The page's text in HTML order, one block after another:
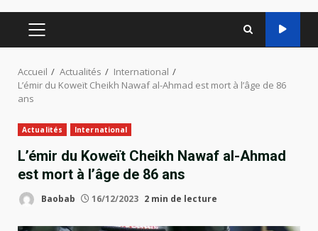
MENU
PRINCIPAL
Accueil Actualités
International
L’émir du Koweït Cheikh Nawaf al-Ahmad est mort à l’âge de 86
ans
Actualités International
L’émir du Koweït Cheikh Nawaf al-Ahmad
est mort à l’âge de 86 ans
Baobab 16/12/2023 2 min de lecture